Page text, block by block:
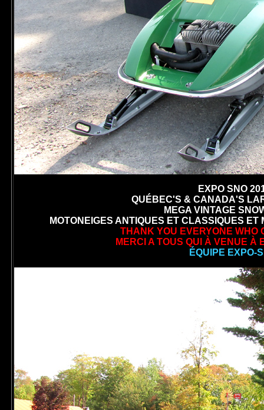
EXPO SNO
QUÉBEC'S & CANADA'S
MEGA VINTAGE
MOTONEIGES ANTIQUES ET CLASSIQUES
THANK YOU EVERYONE WHO
MERCI A TOUS QUI À VENUE À
ÉQUIPE EXPO-